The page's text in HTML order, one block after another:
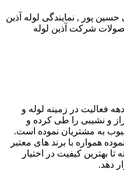
حسین پور , نمایندگی لوله آذین
شرکت آذین لوله
فعالیت در زمینه لوله و
و نشیبی را طی کرده و
به مشتریان نموده است.
همواره با برند های معتبر
بهترین کیفیت در اختیار
دهد.